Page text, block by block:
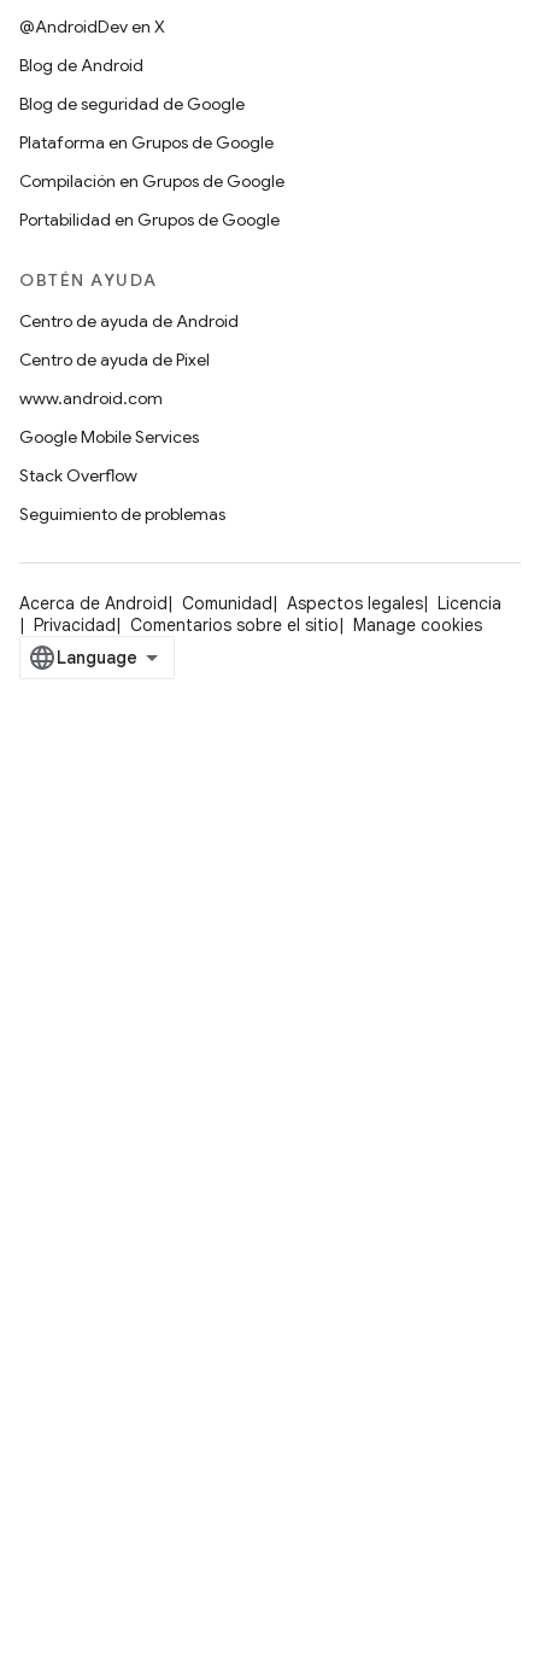
@AndroidDev en X
Blog de Android
Blog de seguridad de Google
Plataforma en Grupos de Google
Compilación en Grupos de Google
Portabilidad en Grupos de Google
OBTÉN AYUDA
Centro de ayuda de Android
Centro de ayuda de Pixel
www.android.com
Google Mobile Services
Stack Overflow
Seguimiento de problemas
Acerca de Android Comunidad Aspectos legales
Licencia
Privacidad
Comentarios sobre el sitio Manage cookies